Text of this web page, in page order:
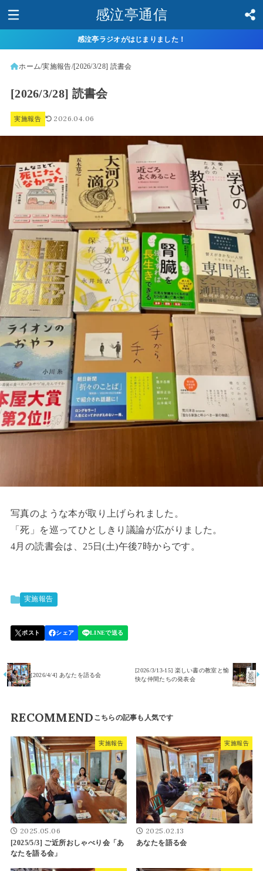
感泣亭通信
感泣亭ラジオがはじまりました！
ホーム 実施報告 [2026/3/28] 読書会
[2026/3/28] 読書会
実施報告 2026.04.06
写真のような本が取り上げられました。
「死」を巡ってひとしきり議論が広がりました。
4月の読書会は、25日(土)午後7時からです。
実施報告
[2026/4/4] あなたを語る会
[2026/3/13-15] 楽しい書の教室と愉
快な仲間たちの発表会
RECOMMEND
実施報告
2025.05.06
[2025/5/3] ご近所おしゃべり会「あ
なたを語る会」
実施報告
2025.02.13
あなたを語る会